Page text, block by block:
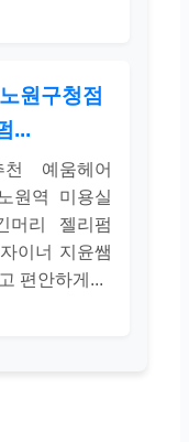
원구청점
...
예움헤어
원역 미용실
머리 젤리펌
이너 지윤쌤
편안하게...